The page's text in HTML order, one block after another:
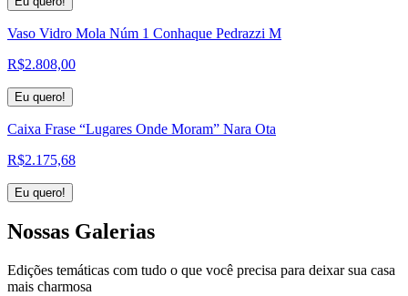
Vaso Vidro Mola Núm 1 Conhaque Pedrazzi M
R$2.808,00
Eu quero!
Caixa Frase “Lugares Onde Moram” Nara Ota
R$2.175,68
Eu quero!
Nossas Galerias
Edições temáticas com tudo o que você precisa para deixar sua casa
mais charmosa